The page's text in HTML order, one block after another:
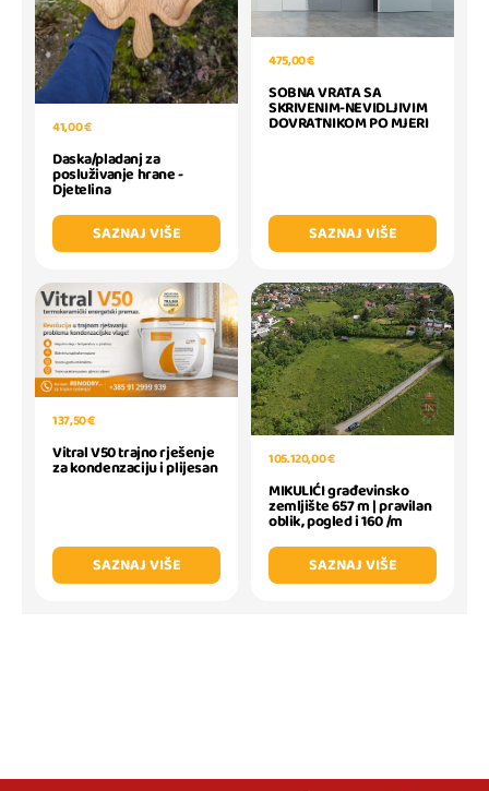
41,00 €
Daska/pladanj za
posluživanje hrane -
Djetelina
SAZNAJ VIŠE
475,00 €
SOBNA VRATA SA
SKRIVENIM-NEVIDLJIVIM
DOVRATNIKOM PO MJERI
SAZNAJ VIŠE
137,50 €
Vitral V50 trajno rješenje
za kondenzaciju i plijesan
SAZNAJ VIŠE
105.120,00 €
MIKULIĆI građevinsko
zemljište 657 m | pravilan
oblik, pogled i 160 /m
SAZNAJ VIŠE